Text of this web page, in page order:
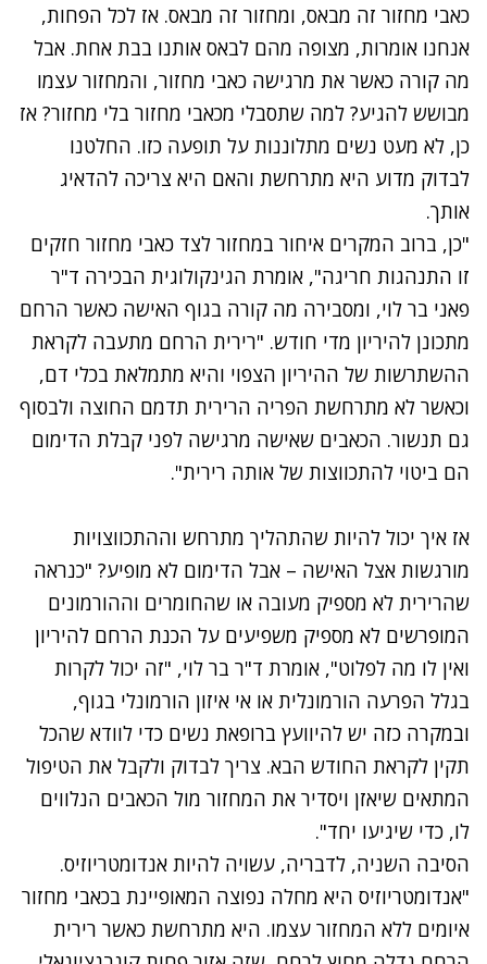
כאבי מחזור זה מבאס, ומחזור זה מבאס. אז לכל הפחות,
אנחנו אומרות, מצופה מהם לבאס אותנו בבת אחת. אבל
מה קורה כאשר את מרגישה כאבי מחזור, והמחזור עצמו
מבושש להגיע? למה שתסבלי מכאבי מחזור בלי מחזור? אז
כן, לא מעט נשים מתלוננות על תופעה כזו. החלטנו
לבדוק מדוע היא מתרחשת והאם היא צריכה להדאיג
אותך.
"כן, ברוב המקרים איחור במחזור לצד כאבי מחזור חזקים
זו התנהגות חריגה", אומרת הגינקולוגית הבכירה ד"ר
פאני בר לוי, ומסבירה מה קורה בגוף האישה כאשר הרחם
מתכונן להיריון מדי חודש. "רירית הרחם מתעבה לקראת
ההשתרשות של ההיריון הצפוי והיא מתמלאת בכלי דם,
וכאשר לא מתרחשת הפריה הרירית תדמם החוצה ולבסוף
גם תנשור. הכאבים שאישה מרגישה לפני קבלת הדימום
הם ביטוי להתכווצות של אותה רירית".
אז איך יכול להיות שהתהליך מתרחש וההתכווצויות
מורגשות אצל האישה – אבל הדימום לא מופיע? "כנראה
שהרירית לא מספיק מעובה או שהחומרים וההורמונים
המופרשים לא מספיק משפיעים על הכנת הרחם להיריון
ואין לו מה לפלוט", אומרת ד"ר בר לוי, "זה יכול לקרות
בגלל הפרעה הורמונלית או אי איזון הורמונלי בגוף,
ובמקרה כזה יש להיוועץ ברופאת נשים כדי לוודא שהכל
תקין לקראת החודש הבא. צריך לבדוק ולקבל את הטיפול
המתאים שיאזן ויסדיר את המחזור מול הכאבים הנלווים
לו, כדי שיגיעו יחד".
הסיבה השניה, לדבריה, עשויה להיות אנדומטריוזיס.
"אנדומטריוזיס היא מחלה נפוצה המאופיינת בכאבי מחזור
איומים ללא המחזור עצמו. היא מתרחשת כאשר רירית